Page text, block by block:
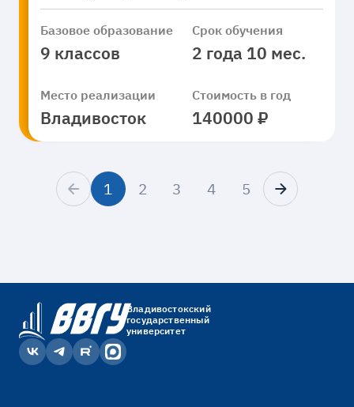
Базовое образование
9 классов
Срок обучения
2 года 10 мес.
Место реализации
Владивосток
Стоимость в год
140000 ₽
1 2 3 4 5
Владивостокский
государственный
университет